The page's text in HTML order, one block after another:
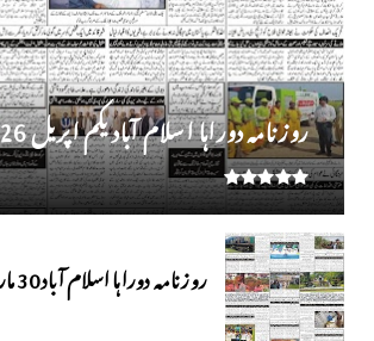
روز نامہ دوراہا اسلام آباد یکم اپریل 2026
روزنامہ دوراہا اسلام آباد 30 مارچ 2026